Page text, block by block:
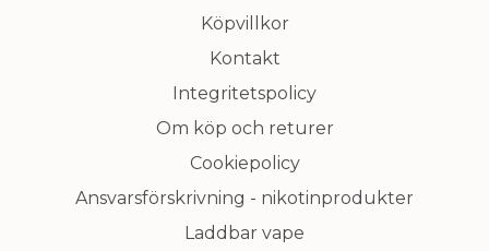
Köpvillkor
Kontakt
Integritetspolicy
Om köp och returer
Cookiepolicy
Ansvarsförskrivning - nikotinprodukter
Laddbar vape